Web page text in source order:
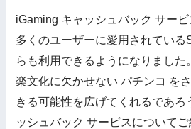
iGaming キャッシュバック サー
多くのユーザーに愛用されてい
らも利用できるようになりまし
楽文化に欠かせない パチンコ を
きる可能性を広げてくれるであろ
ッシュバック サービスについて